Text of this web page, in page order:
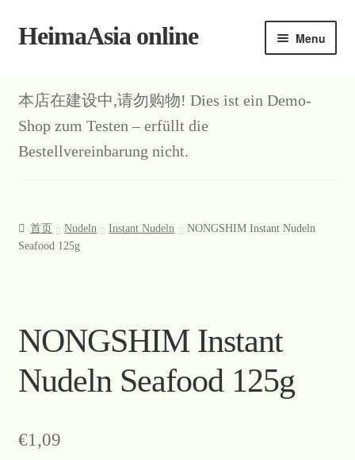
Skip
Skip
HeimaAsia online Menu
本店在建设中,请勿购物! Dies ist ein Demo-
Shop zum Testen – erfüllt die
Bestellvereinbarung nicht.
首页 Nudeln Instant Nudeln
NONGSHIM Instant Nudeln
Seafood 125g
NONGSHIM Instant
Nudeln Seafood 125g
€1,09